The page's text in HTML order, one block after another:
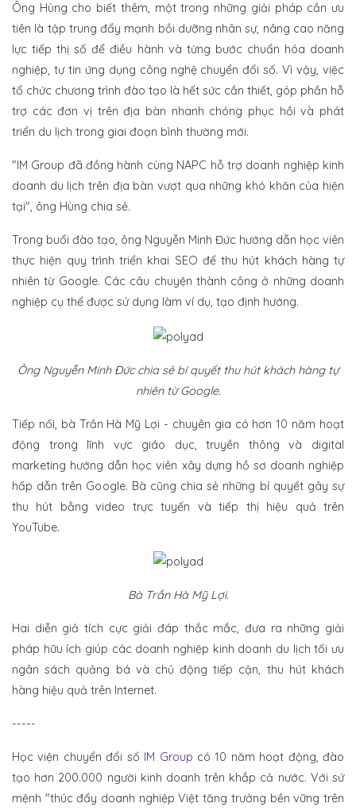
Ông Hùng cho biết thêm, một trong những giải pháp cần ưu
tiên là tập trung đẩy mạnh bồi dưỡng nhân sự, nâng cao năng
lực tiếp thị số để điều hành và từng bước chuẩn hóa doanh
nghiệp, tự tin ứng dụng công nghệ chuyển đổi số. Vì vậy, việc
tổ chức chương trình đào tạo là hết sức cần thiết, góp phần hỗ
trợ các đơn vị trên địa bàn nhanh chóng phục hồi và phát
triển du lịch trong giai đoạn bình thường mới.
"IM Group đã đồng hành cùng NAPC hỗ trợ doanh nghiệp kinh
doanh du lịch trên địa bàn vượt qua những khó khăn của hiện
tại", ông Hùng chia sẻ.
Trong buổi đào tạo, ông Nguyễn Minh Đức hướng dẫn học viên
thực hiện quy trình triển khai SEO để thu hút khách hàng tự
nhiên từ Google. Các câu chuyện thành công ở những doanh
nghiệp cụ thể được sử dụng làm ví dụ, tạo định hướng.
Ông Nguyễn Minh Đức chia sẻ bí quyết thu hút khách hàng tự
nhiên từ Google.
Tiếp nối, bà Trần Hà Mỹ Lợi - chuyên gia có hơn 10 năm hoạt
động trong lĩnh vực giáo dục, truyền thông và digital
marketing hướng dẫn học viên xây dựng hồ sơ doanh nghiệp
hấp dẫn trên Google. Bà cũng chia sẻ những bí quyết gây sự
thu hút bằng video trực tuyến và tiếp thị hiệu quả trên
YouTube.
Bà Trần Hà Mỹ Lợi.
Hai diễn giả tích cực giải đáp thắc mắc, đưa ra những giải
pháp hữu ích giúp các doanh nghiệp kinh doanh du lịch tối ưu
ngân sách quảng bá và chủ động tiếp cận, thu hút khách
hàng hiệu quả trên Internet.
-----
Học viện chuyển đổi số IM Group có 10 năm hoạt động, đào
tạo hơn 200.000 người kinh doanh trên khắp cả nước. Với sứ
mệnh "thúc đẩy doanh nghiệp Việt tăng trưởng bền vững trên